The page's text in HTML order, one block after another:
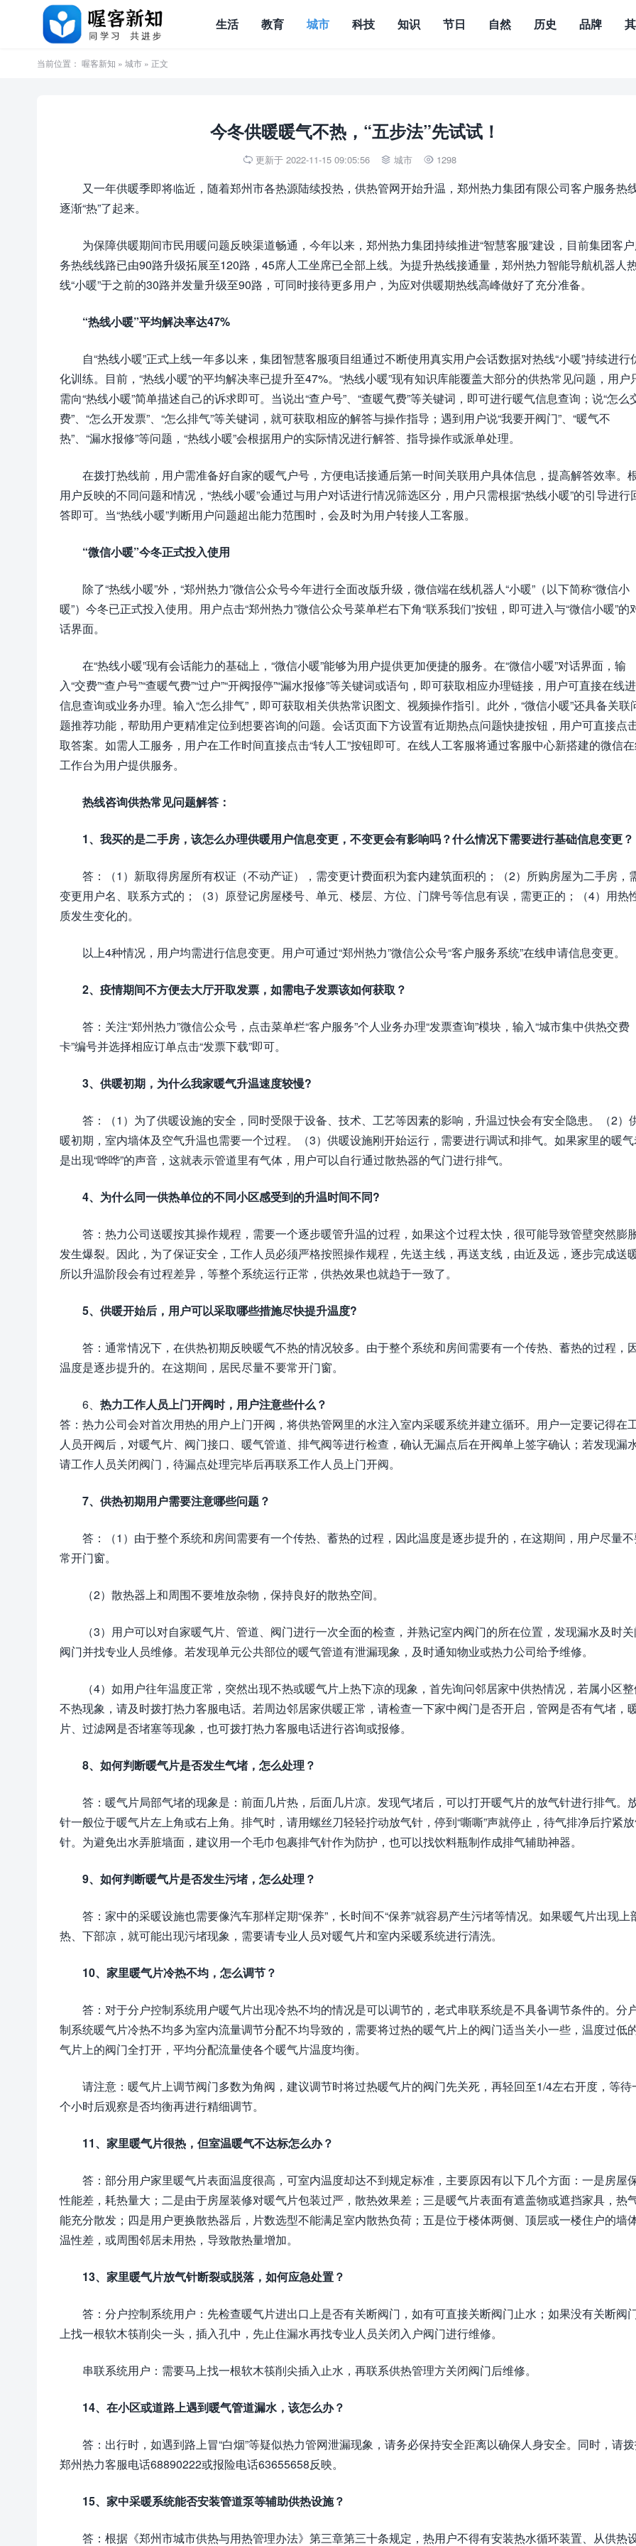
生活 教育 城市 科技 知识 节日 自然 历史 品牌
当前位置： 喔客新知 » 城市 » 正文
今冬供暖暖气不热，“五步法”先试试！
 更新于 2022-11-15 09:05:56  城市  1298
又一年供暖季即将临近，随着郑州市各热源陆续投热，供热管网开始升温，郑州热力集团有限公司客户服务热
逐渐“热”了起来。
为保障供暖期间市民用暖问题反映渠道畅通，今年以来，郑州热力集团持续推进“智慧客服”建设，目前集团客
务热线线路已由90路升级拓展至120路，45席人工坐席已全部上线。为提升热线接通量，郑州热力智能导航机器人
线“小暖”于之前的30路并发量升级至90路，可同时接待更多用户，为应对供暖期热线高峰做好了充分准备。
“热线小暖”平均解决率达47%
自“热线小暖”正式上线一年多以来，集团智慧客服项目组通过不断使用真实用户会话数据对热线“小暖”持续进行
化训练。目前，“热线小暖”的平均解决率已提升至47%。“热线小暖”现有知识库能覆盖大部分的供热常见问题，用户
需向“热线小暖”简单描述自己的诉求即可。当说出“查户号”、“查暖气费”等关键词，即可进行暖气信息查询；说“怎么
费”、“怎么开发票”、“怎么排气”等关键词，就可获取相应的解答与操作指导；遇到用户说“我要开阀门”、“暖气不
热”、“漏水报修”等问题，“热线小暖”会根据用户的实际情况进行解答、指导操作或派单处理。
在拨打热线前，用户需准备好自家的暖气户号，方便电话接通后第一时间关联用户具体信息，提高解答效率。
用户反映的不同问题和情况，“热线小暖”会通过与用户对话进行情况筛选区分，用户只需根据“热线小暖”的引导进行
答即可。当“热线小暖”判断用户问题超出能力范围时，会及时为用户转接人工客服。
“微信小暖”今冬正式投入使用
除了“热线小暖”外，“郑州热力”微信公众号今年进行全面改版升级，微信端在线机器人“小暖”（以下简称“微信小
暖”）今冬已正式投入使用。用户点击“郑州热力”微信公众号菜单栏右下角“联系我们”按钮，即可进入与“微信小暖”的
话界面。
在“热线小暖”现有会话能力的基础上，“微信小暖”能够为用户提供更加便捷的服务。在“微信小暖”对话界面，输
入“交费”“查户号”“查暖气费”“过户”“开阀报停”“漏水报修”等关键词或语句，即可获取相应办理链接，用户可直接在线
信息查询或业务办理。输入“怎么排气”，即可获取相关供热常识图文、视频操作指引。此外，“微信小暖”还具备关联
题推荐功能，帮助用户更精准定位到想要咨询的问题。会话页面下方设置有近期热点问题快捷按钮，用户可直接点
取答案。如需人工服务，用户在工作时间直接点击“转人工”按钮即可。在线人工客服将通过客服中心新搭建的微信
工作台为用户提供服务。
热线咨询供热常见问题解答：
1、我买的是二手房，该怎么办理供暖用户信息变更，不变更会有影响吗？什么情况下需要进行基础信息变更？
答：（1）新取得房屋所有权证（不动产证），需变更计费面积为套内建筑面积的；（2）所购房屋为二手房，
变更用户名、联系方式的；（3）原登记房屋楼号、单元、楼层、方位、门牌号等信息有误，需更正的；（4）用热
质发生变化的。
以上4种情况，用户均需进行信息变更。用户可通过“郑州热力”微信公众号“客户服务系统”在线申请信息变更。
2、疫情期间不方便去大厅开取发票，如需电子发票该如何获取？
答：关注“郑州热力”微信公众号，点击菜单栏“客户服务”个人业务办理“发票查询”模块，输入“城市集中供热交费
卡”编号并选择相应订单点击“发票下载”即可。
3、供暖初期，为什么我家暖气升温速度较慢?
答：（1）为了供暖设施的安全，同时受限于设备、技术、工艺等因素的影响，升温过快会有安全隐患。（2）
暖初期，室内墙体及空气升温也需要一个过程。（3）供暖设施刚开始运行，需要进行调试和排气。如果家里的暖
是出现“哗哗”的声音，这就表示管道里有气体，用户可以自行通过散热器的气门进行排气。
4、为什么同一供热单位的不同小区感受到的升温时间不同?
答：热力公司送暖按其操作规程，需要一个逐步暖管升温的过程，如果这个过程太快，很可能导致管壁突然膨
发生爆裂。因此，为了保证安全，工作人员必须严格按照操作规程，先送主线，再送支线，由近及远，逐步完成送
所以升温阶段会有过程差异，等整个系统运行正常，供热效果也就趋于一致了。
5、供暖开始后，用户可以采取哪些措施尽快提升温度?
答：通常情况下，在供热初期反映暖气不热的情况较多。由于整个系统和房间需要有一个传热、蓄热的过程，
温度是逐步提升的。在这期间，居民尽量不要常开门窗。
6、 热力工作人员上门开阀时，用户注意些什么？
答：热力公司会对首次用热的用户上门开阀，将供热管网里的水注入室内采暖系统并建立循环。用户一定要记得在
人员开阀后，对暖气片、阀门接口、暖气管道、排气阀等进行检查，确认无漏点后在开阀单上签字确认；若发现漏
请工作人员关闭阀门，待漏点处理完毕后再联系工作人员上门开阀。
7、供热初期用户需要注意哪些问题？
答：（1）由于整个系统和房间需要有一个传热、蓄热的过程，因此温度是逐步提升的，在这期间，用户尽量
常开门窗。
（2）散热器上和周围不要堆放杂物，保持良好的散热空间。
（3）用户可以对自家暖气片、管道、阀门进行一次全面的检查，并熟记室内阀门的所在位置，发现漏水及时
阀门并找专业人员维修。若发现单元公共部位的暖气管道有泄漏现象，及时通知物业或热力公司给予维修。
（4）如用户往年温度正常，突然出现不热或暖气片上热下凉的现象，首先询问邻居家中供热情况，若属小区
不热现象，请及时拨打热力客服电话。若周边邻居家供暖正常，请检查一下家中阀门是否开启，管网是否有气堵，
片、过滤网是否堵塞等现象，也可拨打热力客服电话进行咨询或报修。
8、如何判断暖气片是否发生气堵，怎么处理？
答：暖气片局部气堵的现象是：前面几片热，后面几片凉。发现气堵后，可以打开暖气片的放气针进行排气。
针一般位于暖气片左上角或右上角。排气时，请用螺丝刀轻轻拧动放气针，停到“嘶嘶”声就停止，待气排净后拧紧
针。为避免出水弄脏墙面，建议用一个毛巾包裹排气针作为防护，也可以找饮料瓶制作成排气辅助神器。
9、如何判断暖气片是否发生污堵，怎么处理？
答：家中的采暖设施也需要像汽车那样定期“保养”，长时间不“保养”就容易产生污堵等情况。如果暖气片出现上
热、下部凉，就可能出现污堵现象，需要请专业人员对暖气片和室内采暖系统进行清洗。
10、家里暖气片冷热不均，怎么调节？
答：对于分户控制系统用户暖气片出现冷热不均的情况是可以调节的，老式串联系统是不具备调节条件的。分
制系统暖气片冷热不均多为室内流量调节分配不均导致的，需要将过热的暖气片上的阀门适当关小一些，温度过低
气片上的阀门全打开，平均分配流量使各个暖气片温度均衡。
请注意：暖气片上调节阀门多数为角阀，建议调节时将过热暖气片的阀门先关死，再轻回至1/4左右开度，等待
个小时后观察是否均衡再进行精细调节。
11、家里暖气片很热，但室温暖气不达标怎么办？
答：部分用户家里暖气片表面温度很高，可室内温度却达不到规定标准，主要原因有以下几个方面：一是房屋
性能差，耗热量大；二是由于房屋装修对暖气片包装过严，散热效果差；三是暖气片表面有遮盖物或遮挡家具，热
能充分散发；四是用户更换散热器后，片数选型不能满足室内散热负荷；五是位于楼体两侧、顶层或一楼住户的墙
温性差，或周围邻居未用热，导致散热量增加。
13、家里暖气片放气针断裂或脱落，如何应急处置？
答：分户控制系统用户：先检查暖气片进出口上是否有关断阀门，如有可直接关断阀门止水；如果没有关断阀
上找一根软木筷削尖一头，插入孔中，先止住漏水再找专业人员关闭入户阀门进行维修。
串联系统用户：需要马上找一根软木筷削尖插入止水，再联系供热管理方关闭阀门后维修。
14、在小区或道路上遇到暖气管道漏水，该怎么办？
答：出行时，如遇到路上冒“白烟”等疑似热力管网泄漏现象，请务必保持安全距离以确保人身安全。同时，请
郑州热力客服电话68890222或报险电话63655658反映。
15、家中采暖系统能否安装管道泵等辅助供热设施？
答：根据《郑州市城市供热与用热管理办法》第三章第三十条规定，热用户不得有安装热水循环装置、从供热